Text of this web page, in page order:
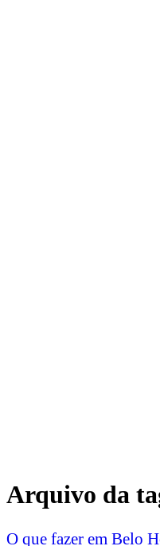
cidade. Na verdade, gosto
temos por aqui tanto de
como que fazer em Belo